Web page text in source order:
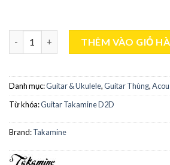
Guitar Takamine D2D số lượng
THÊM VÀO GIỎ
Danh mục:Guitar & Ukulele,Guitar Thùng,
Từ khóa:Guitar Takamine D2D
Brand:Takamine